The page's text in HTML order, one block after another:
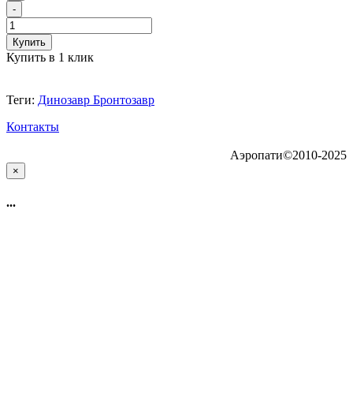
-
Купить
Купить в 1 клик
Теги: Динозавр Бронтозавр
Контакты
Аэропати©2010-2025
×
...